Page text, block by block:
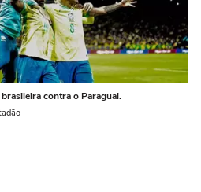
contra o Paraguai.